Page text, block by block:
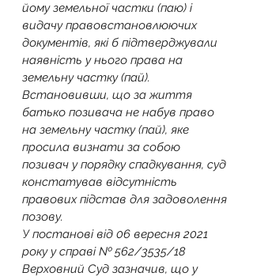
йому земельної частки (паю) і
видачу правовстановлюючих
документів, які б підтверджували
наявність у нього права на
земельну частку (пай).
Встановивши, що за життя
батько позивача не набув право
на земельну частку (пай), яке
просила визнати за собою
позивач у порядку спадкування, суд
констатував відсутність
правових підстав для задоволення
позову.
У постанові від 06 вересня 2021
року у справі № 562/3535/18
Верховний Суд зазначив, що у